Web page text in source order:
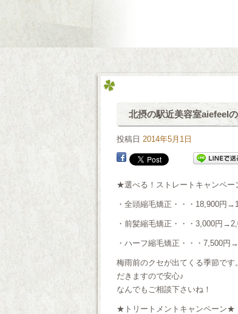
北摂の駅近美容室aiefeel
投稿日 2014年5月1日
★選べる！ストレートキャンペ
・全頭縮毛矯正・・・18,900円
・前髪縮毛矯正・・・3,000円
・ハーフ縮毛矯正・・・7,500円
梅雨前のクセが出てくる季節で
だきますので安心♪
なんでもご相談下さいね！
★トリートメントキャンペーン★